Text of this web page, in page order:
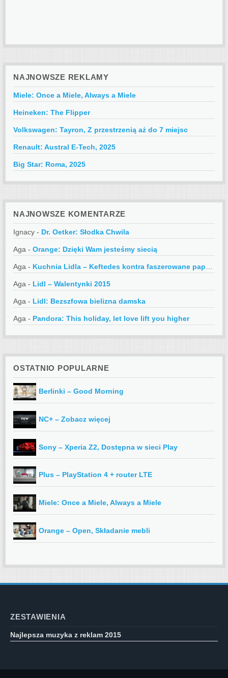
NAJNOWSZE REKLAMY
Miele: Once a Miele, Always a Miele
Heineken: The Flipper
Volkswagen: Tayron, Z przestrzenią aż do 7 miejsc
Renault: Austral E-Tech, 2025
Big Star: Roma, 2025
NAJNOWSZE KOMENTARZE
Ignacy - Dr. Oetker: Słodka Chwila
Aga - Orange: Dzięki Wam jesteśmy siecią
Aga - Kuchnia Lidla – Keftedes kontra faszerowane papryczki
Aga - Lidl – Walentynki 2015
Aga - Lidl: Bezszfowa bielizna damska
Aga - Pandora: This holiday, let love lift you higher
OSTATNIO POPULARNE
Berlinki – Good Morning
NC+ – Zobacz więcej
Sony – Xperia Z2, Dostępna w sieci Play
Plus – PlayStation 4 + router LTE
Miele: Once a Miele, Always a Miele
Orange – Open, Składanie mebli
ZESTAWIENIA
Najlepsza muzyka z reklam 2015